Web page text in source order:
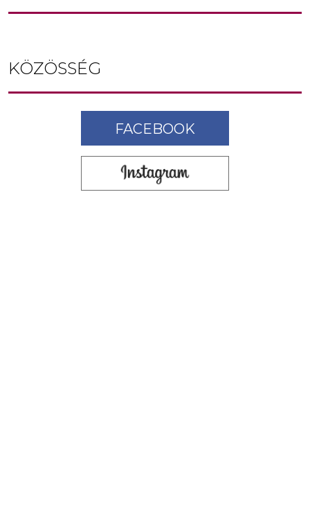
KÖZÖSSÉG
FACEBOOK